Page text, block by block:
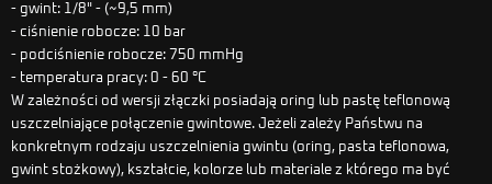
- gwint: 1/8" - (~9,5 mm)
- ciśnienie robocze: 10 bar
- podciśnienie robocze: 750 mmHg
- temperatura pracy: 0 - 60 °C
W zależności od wersji złączki posiadają oring lub pastę teflonową
uszczelniające połączenie gwintowe. Jeżeli zależy Państwu na
konkretnym rodzaju uszczelnienia gwintu (oring, pasta teflonowa,
gwint stożkowy), kształcie, kolorze lub materiale z którego ma być